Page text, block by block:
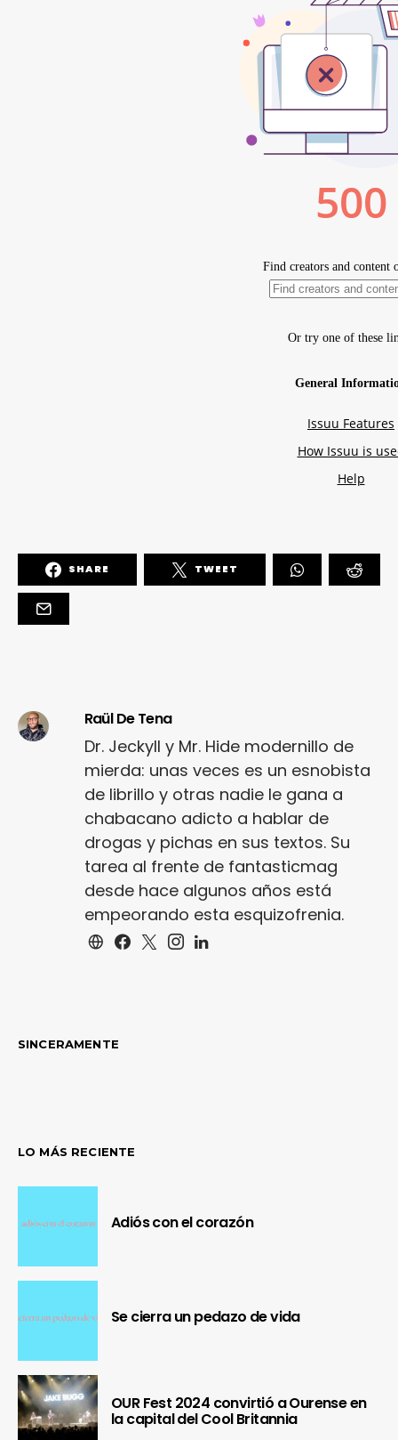
SHARE TWEET
Raül De Tena
Dr. Jeckyll y Mr. Hide modernillo de
mierda: unas veces es un esnobista
de librillo y otras nadie le gana a
chabacano adicto a hablar de
drogas y pichas en sus textos. Su
tarea al frente de fantasticmag
desde hace algunos años está
empeorando esta esquizofrenia.
SINCERAMENTE
LO MÁS RECIENTE
Adiós con el corazón
Se cierra un pedazo de vida
OUR Fest 2024 convirtió a Ourense en
la capital del Cool Britannia